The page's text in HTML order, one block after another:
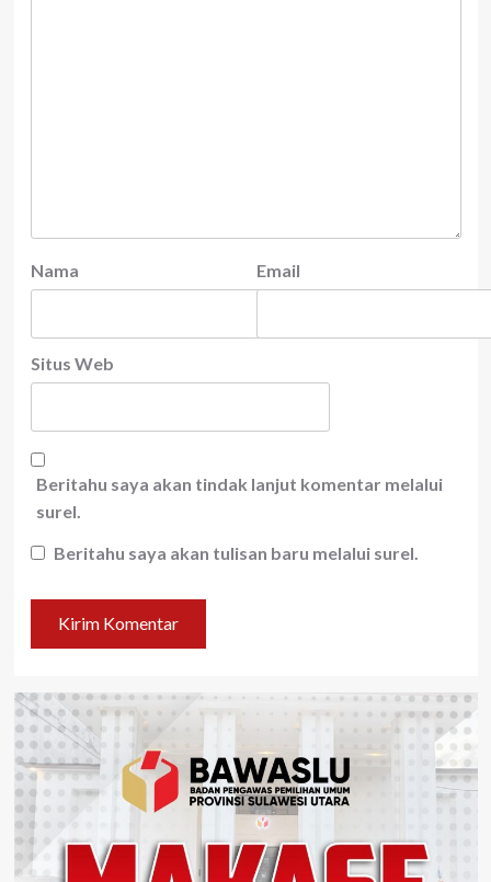
Nama Email
Situs Web
Beritahu saya akan tindak lanjut komentar melalui
surel.
Beritahu saya akan tulisan baru melalui surel.